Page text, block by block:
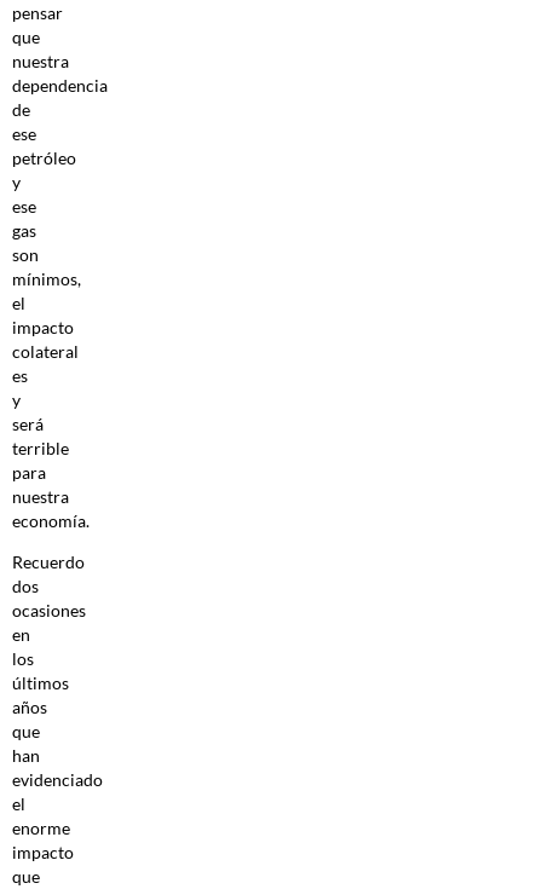
pensar
que
nuestra
dependencia
de
ese
petróleo
y
ese
gas
son
mínimos,
el
impacto
colateral
es
y
será
terrible
para
nuestra
economía.
Recuerdo
dos
ocasiones
en
los
últimos
años
que
han
evidenciado
el
enorme
impacto
que